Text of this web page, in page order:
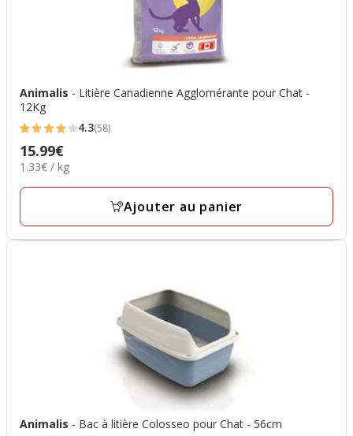
Animalis - Litière Canadienne Agglomérante pour Chat -
12Kg
4.3
étoiles
avec
58
4.3(58)
Prix
15.99€
15.99€
1.33€
Kg
1.33€ / kg
Ajouter au panier
Animalis - Bac à litière Colosseo pour Chat - 56cm